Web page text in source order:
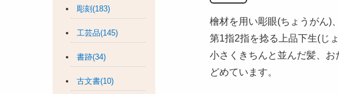
彫刻(183)
工芸品(145)
書跡(34)
古文書(10)
檜材を用い彫眼(ちょうがん)
第1指2指を捻る上品下生(じ
小さくきちんと並んだ髪、
どめています。